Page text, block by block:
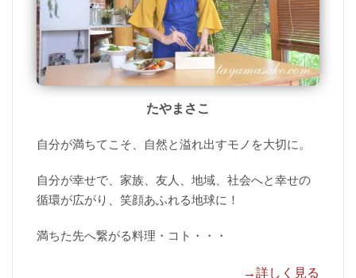
たやまさこ
自分が満ちてこそ、自然と溢れ出すモノを大切に。
自分が幸せで、家族、友人、地域、社会へと幸せの
循環が広がり、笑顔あふれる地球に！
満ちた先へ繋がる料理・コト・・・
→詳しく見る